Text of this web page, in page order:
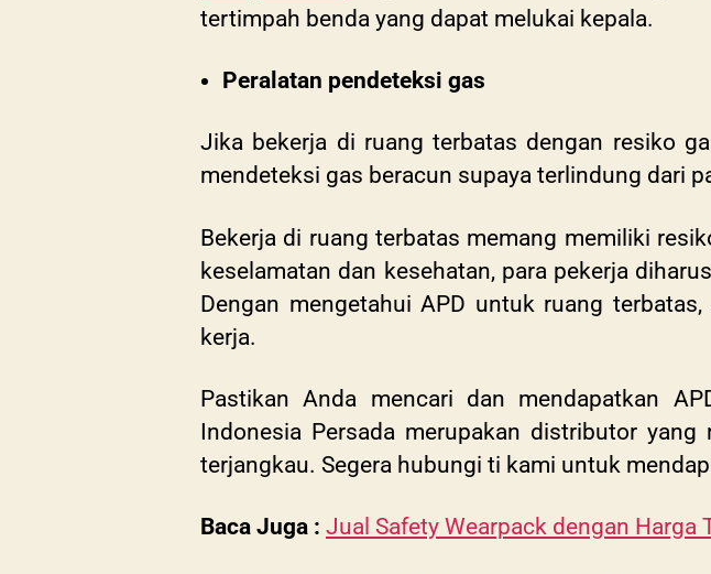
tertimpah benda yang dapat melukai kepala.
Peralatan pendeteksi gas
Jika bekerja di ruang terbatas dengan resiko
mendeteksi gas beracun supaya terlindung dari
Bekerja di ruang terbatas memang memiliki
keselamatan dan kesehatan, para pekerja
Dengan mengetahui APD untuk ruang
kerja.
Pastikan Anda mencari dan mendapatkan
Indonesia Persada merupakan distributor
terjangkau. Segera hubungi ti kami untuk
Baca Juga : Jual Safety Wearpack dengan Harga